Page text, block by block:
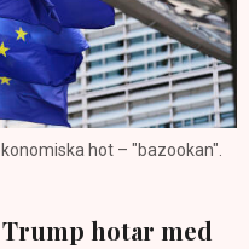
hot – "bazookan".
hotar med